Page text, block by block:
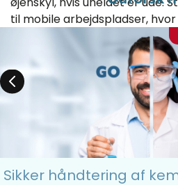
til mobile arbejdspladser,
sikkerhed går hånd i hånd.
Fleksible løsninger og
Har du allerede en
blot at supplere med ekstra
PLUM
(varenummer 260.0006)
dig mulighed for altid at have
ved hånden, uanset hvor du
Sikker håndtering af